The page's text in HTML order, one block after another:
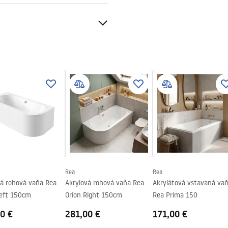
rohová vaňa Rea
150cm
€
Rea
Akrylová rohová vaňa Rea
Orion Right 150cm
281,00 €
Rea
Akrylátová vstavaná
Rea Prima 150
171,00 €